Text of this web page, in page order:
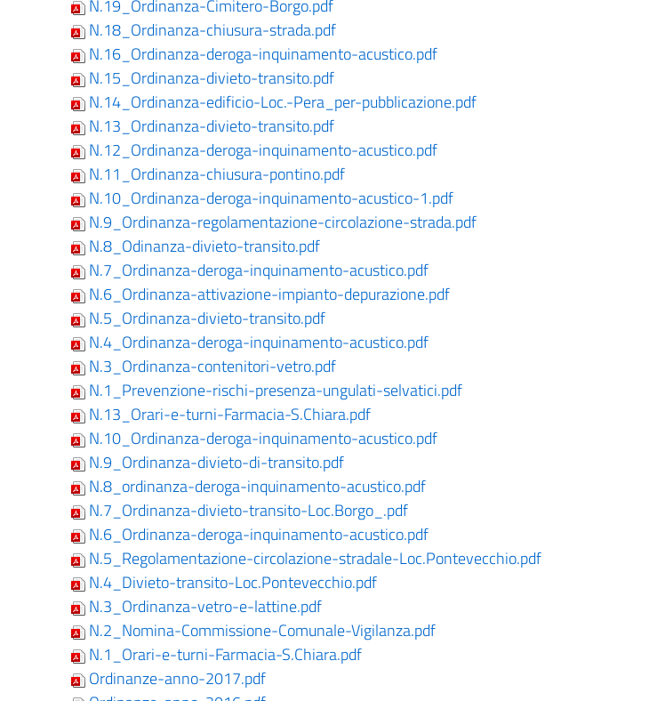
N.19_Ordinanza-Cimitero-Borgo.pdf
N.18_Ordinanza-chiusura-strada.pdf
N.16_Ordinanza-deroga-inquinamento-acustico.pdf
N.15_Ordinanza-divieto-transito.pdf
N.14_Ordinanza-edificio-Loc.-Pera_per-pubblicazione.pdf
N.13_Ordinanza-divieto-transito.pdf
N.12_Ordinanza-deroga-inquinamento-acustico.pdf
N.11_Ordinanza-chiusura-pontino.pdf
N.10_Ordinanza-deroga-inquinamento-acustico-1.pdf
N.9_Ordinanza-regolamentazione-circolazione-strada.pdf
N.8_Odinanza-divieto-transito.pdf
N.7_Ordinanza-deroga-inquinamento-acustico.pdf
N.6_Ordinanza-attivazione-impianto-depurazione.pdf
N.5_Ordinanza-divieto-transito.pdf
N.4_Ordinanza-deroga-inquinamento-acustico.pdf
N.3_Ordinanza-contenitori-vetro.pdf
N.1_Prevenzione-rischi-presenza-ungulati-selvatici.pdf
N.13_Orari-e-turni-Farmacia-S.Chiara.pdf
N.10_Ordinanza-deroga-inquinamento-acustico.pdf
N.9_Ordinanza-divieto-di-transito.pdf
N.8_ordinanza-deroga-inquinamento-acustico.pdf
N.7_Ordinanza-divieto-transito-Loc.Borgo_.pdf
N.6_Ordinanza-deroga-inquinamento-acustico.pdf
N.5_Regolamentazione-circolazione-stradale-Loc.Pontevecchio.pdf
N.4_Divieto-transito-Loc.Pontevecchio.pdf
N.3_Ordinanza-vetro-e-lattine.pdf
N.2_Nomina-Commissione-Comunale-Vigilanza.pdf
N.1_Orari-e-turni-Farmacia-S.Chiara.pdf
Ordinanze-anno-2017.pdf